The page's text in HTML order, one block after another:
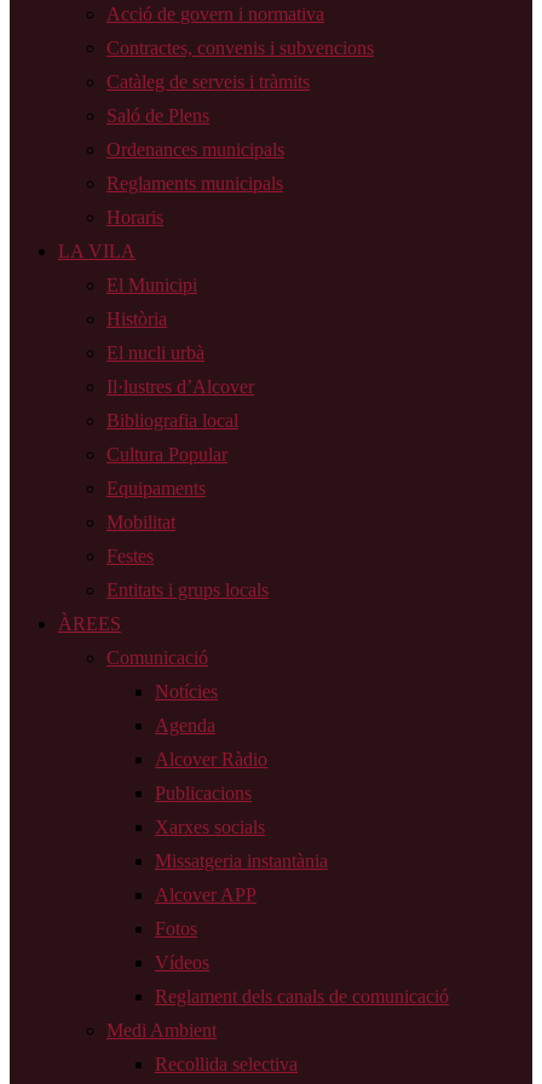
Acció de govern i normativa
Contractes, convenis i subvencions
Catàleg de serveis i tràmits
Saló de Plens
Ordenances municipals
Reglaments municipals
Horaris
LA VILA
El Municipi
Història
El nucli urbà
Il·lustres d’Alcover
Bibliografia local
Cultura Popular
Equipaments
Mobilitat
Festes
Entitats i grups locals
ÀREES
Comunicació
Notícies
Agenda
Alcover Ràdio
Publicacions
Xarxes socials
Missatgeria instantània
Alcover APP
Fotos
Vídeos
Reglament dels canals de comunicació
Medi Ambient
Recollida selectiva